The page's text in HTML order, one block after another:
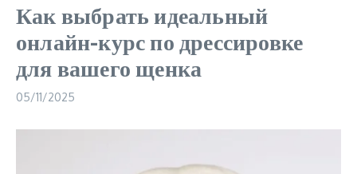
Как выбрать идеальный
онлайн-курс по дрессировке
для вашего щенка
05/11/2025